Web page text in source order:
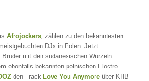
Afrojockers, zählen zu den bekanntesten
DJs in Polen. Jetzt
mit den sudanesischen Wurzeln
ebenfalls bekannten polnischen Electro-
den Track Love You Anymore über KHB